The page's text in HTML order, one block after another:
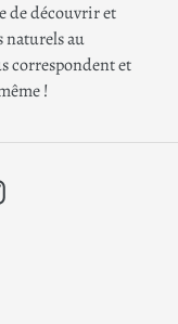
de découvrir et
naturels au
correspondent et
!
Instagram